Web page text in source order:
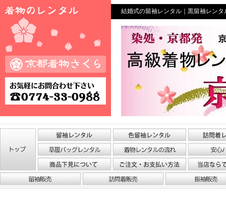
結婚式の留袖レンタル｜黒留袖レン